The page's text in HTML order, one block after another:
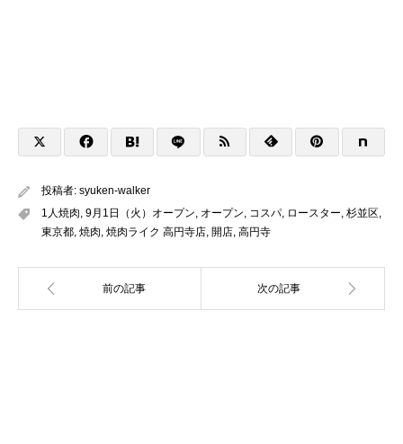
投稿者: syuken-walker
1人焼肉, 9月1日（火）オープン, オープン, コスパ, ロースター, 杉並区,
東京都, 焼肉, 焼肉ライク 高円寺店, 開店, 高円寺